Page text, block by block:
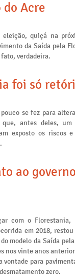
Acre
eleição, quiçá na
da Saída pela
verdadeira.
foi só
se fez para
antes deles, um
exposto os riscos
ao
com o
em 2018,
modelo da Saída
nos vinte anos
vontade para
zero.